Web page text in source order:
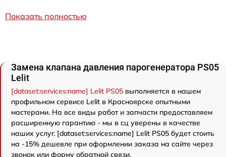
Показать полностью
Замена клапана давления парогенератора PS05
Lelit
[dataset:services:name] Lelit PS05 выполняется в нашем
профильном сервисе Lelit в Красноярске опытными
мастерами. На все виды работ и запчасти предоставляем
расширенную гарантию - мы в сц уверены в качестве
наших услуг. [dataset:services:name] Lelit PS05 будет стоить
на -15% дешевле при оформлении заказа на сайте через
звонок или форму обратной связи.